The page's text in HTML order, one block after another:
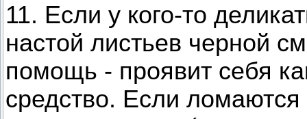
11. Если у кого-то
настой листьев черной
помощь - проявит себя
средство. Если ломаются